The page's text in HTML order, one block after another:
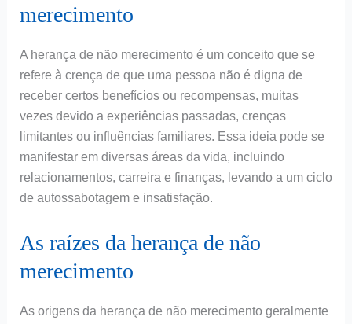
merecimento
A herança de não merecimento é um conceito que se
refere à crença de que uma pessoa não é digna de
receber certos benefícios ou recompensas, muitas
vezes devido a experiências passadas, crenças
limitantes ou influências familiares. Essa ideia pode se
manifestar em diversas áreas da vida, incluindo
relacionamentos, carreira e finanças, levando a um ciclo
de autossabotagem e insatisfação.
As raízes da herança de não
merecimento
As origens da herança de não merecimento geralmente